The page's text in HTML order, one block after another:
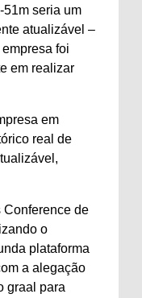
51m seria um
atualizável –
foi
em realizar
em
real de
Conference de
o
plataforma
a alegação
graal para